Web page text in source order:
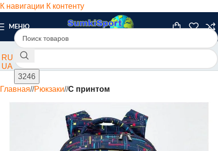
К навигации К контенту
МЕНЮ
RU
UA
Главная/ Рюкзаки/ С принтом